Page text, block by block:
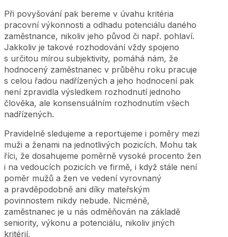
Při povyšování pak bereme v úvahu kritéria
pracovní výkonnosti a odhadu potenciálu daného
zaměstnance, nikoliv jeho původ či např. pohlaví.
Jakkoliv je takové rozhodování vždy spojeno
s určitou mírou subjektivity, pomáhá nám, že
hodnocený zaměstnanec v průběhu roku pracuje
s celou řadou nadřízených a jeho hodnocení pak
není zpravidla výsledkem rozhodnutí jednoho
člověka, ale konsensuálním rozhodnutím všech
nadřízených.
Pravidelně sledujeme a reportujeme i poměry mezi
muži a ženami na jednotlivých pozicích. Mohu tak
říci, že dosahujeme poměrně vysoké procento žen
i na vedoucích pozicích ve firmě, i když stále není
poměr mužů a žen ve vedení vyrovnaný
a pravděpodobně ani díky mateřským
povinnostem nikdy nebude. Nicméně,
zaměstnanec je u nás odměňován na základě
seniority, výkonu a potenciálu, nikoliv jiných
kritérií.